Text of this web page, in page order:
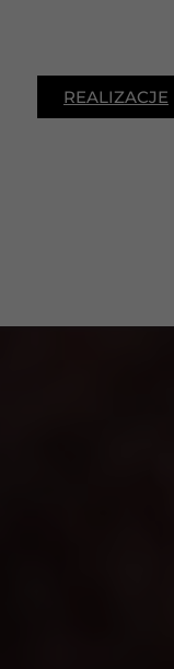
REALIZACJE